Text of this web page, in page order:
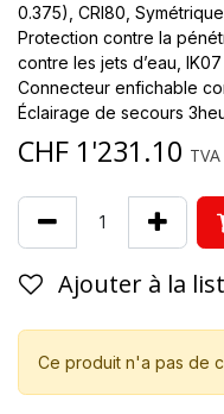
0.375), CRI80,
Protection contre la
contre les jets d’eau,
Connecteur enfichable
Éclairage de secours
CHF 1'231.10
Ajouter à la
Ce produit n'a pas de